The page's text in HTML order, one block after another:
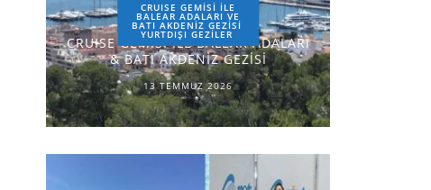
CRUISE GEMİSİ İLE
BALEAR ADALARI VE
BATI AKDENİZ GEZİSİ
YURTDIŞI GEZILER
CRUISE GEMİSİ İLE BALEAR ADALARI
& BATI AKDENİZ GEZİSİ
13 TEMMUZ 2026